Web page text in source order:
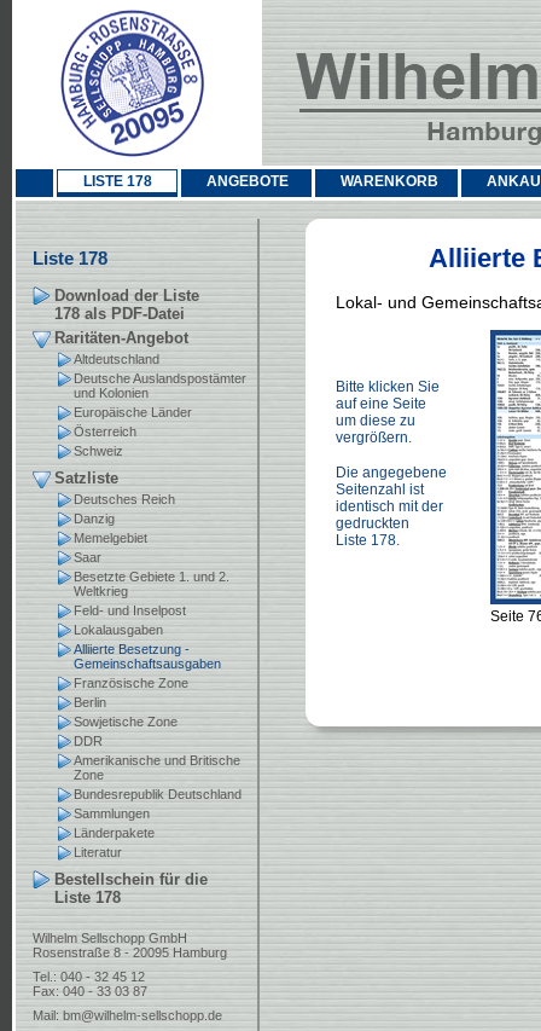
LISTE 178 ANGEBOTE WARENKORB
Liste 178
Download der Liste
178 als PDF-Datei
Raritäten-Angebot
Altdeutschland
Deutsche Auslandspostämter
und Kolonien
Europäische Länder
Österreich
Schweiz
Satzliste
Deutsches Reich
Danzig
Memelgebiet
Saar
Besetzte Gebiete 1. und 2.
Weltkrieg
Feld- und Inselpost
Lokalausgaben
Alliierte Besetzung -
Gemeinschaftsausgaben
Französische Zone
Berlin
Sowjetische Zone
DDR
Amerikanische und Britische
Zone
Bundesrepublik Deutschland
Sammlungen
Länderpakete
Literatur
Bestellschein für die
Liste 178
Wilhelm Sellschopp GmbH
Rosenstraße 8 - 20095 Hamburg
Tel.: 040 - 32 45 12
Fax: 040 - 33 03 87
Mail: bm@wilhelm-sellschopp.de
Alliierte
Lokal- und
Bitte klicken Sie
auf eine Seite
um diese zu
vergrößern.
Die angegebene
Seitenzahl ist
identisch mit der
gedruckten
Liste 178.
Seite